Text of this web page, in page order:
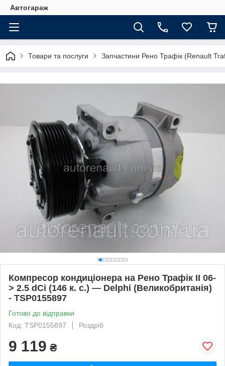
Автогараж
Товари та послуги Запчастини Рено Трафік (Renault
Компресор кондиціонера на Рено Трафік II 06-
> 2.5 dCi (146 к. с.) — Delphi (Великобританія)
- TSP0155897
Готово до відправки
Код: TSP0155897
Роздріб
9 119 ₴